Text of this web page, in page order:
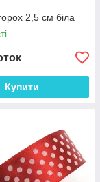
2,5 см біла
Купити